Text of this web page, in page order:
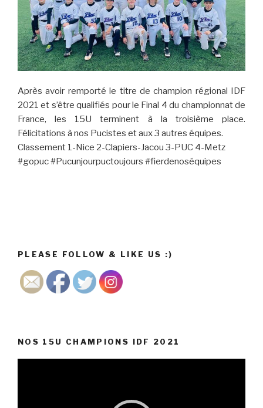
Après avoir remporté le titre de champion régional IDF
2021 et s’être qualifiés pour le Final 4 du championnat de
France, les 15U terminent à la troisième place.
Félicitations à nos Pucistes et aux 3 autres équipes.
Classement 1-Nice 2-Clapiers-Jacou 3-PUC 4-Metz
#gopuc #Pucunjourpuctoujours #fierdenoséquipes
PLEASE FOLLOW & LIKE US :)
NOS 15U CHAMPIONS IDF 2021